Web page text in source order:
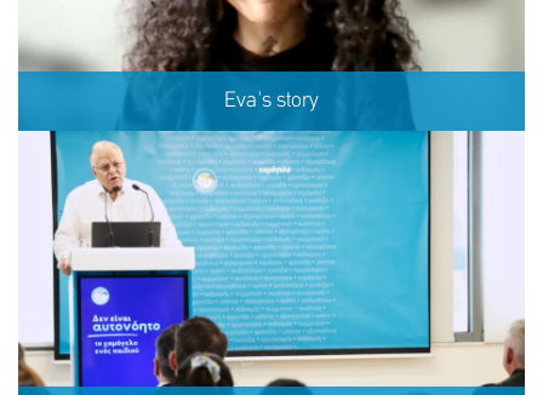
Eva's story
Eva's story